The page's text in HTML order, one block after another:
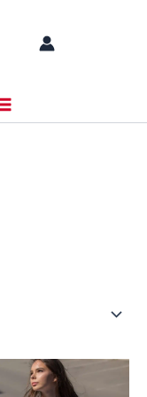
Este
producto